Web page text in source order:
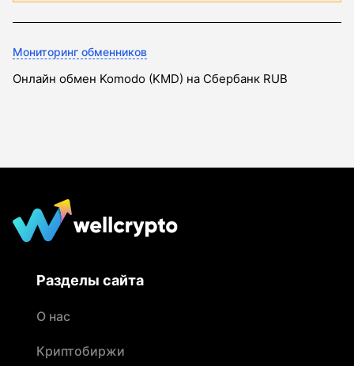
Мониторинг обменников
Онлайн обмен Komodo (KMD) на Сбербанк RUB
Разделы сайта
О нас
Криптобиржи